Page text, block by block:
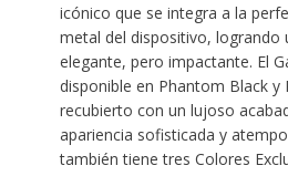
icónico que se integra a la
metal del dispositivo, logrando
elegante, pero impactante. El
disponible en Phantom Black y
recubierto con un lujoso
apariencia sofisticada y
también tiene tres Colores